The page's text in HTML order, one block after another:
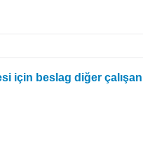
için beslag diğer